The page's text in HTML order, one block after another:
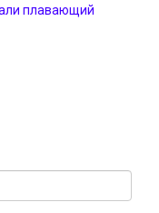
плавающий